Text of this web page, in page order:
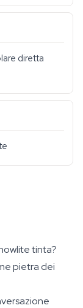
diretta
tinta?
pietra dei